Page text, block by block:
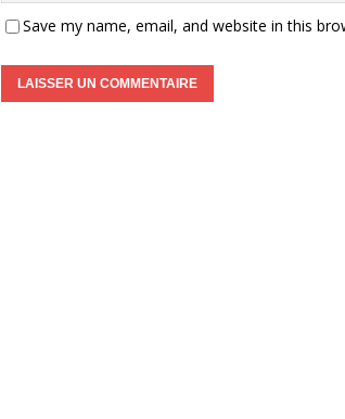
Save my name, email, and website in this